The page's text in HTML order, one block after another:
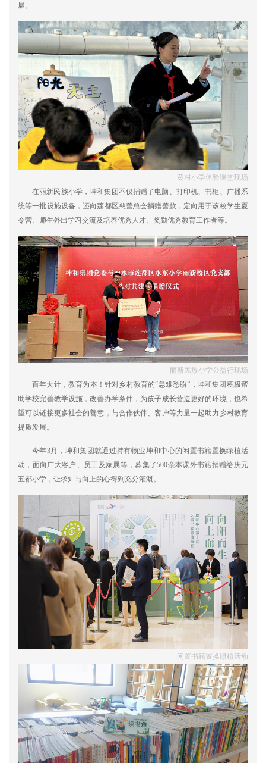
展。
黄村小学体验课堂现场
在丽新民族小学，坤和集团不仅捐赠了电脑、打印机、书柜、广播系
统等一批设施设备，还向莲都区慈善总会捐赠善款，定向用于该校学生夏
令营、师生外出学习交流及培养优秀人才、奖励优秀教育工作者等。
丽新民族小学公益行现场
百年大计，教育为本！针对乡村教育的“急难愁盼”，坤和集团积极帮
助学校完善教学设施，改善办学条件，为孩子成长营造更好的环境，也希
望可以链接更多社会的善意，与合作伙伴、客户等力量一起助力乡村教育
提质发展。
今年3月，坤和集团就通过持有物业坤和中心的闲置书籍置换绿植活
动，面向广大客户、员工及家属等，募集了500余本课外书籍捐赠给庆元
五都小学，让求知与向上的心得到充分灌溉。
闲置书籍置换绿植活动